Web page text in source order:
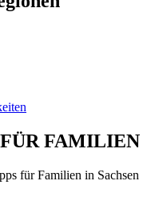
FAMILIEN
für Familien in Sachsen